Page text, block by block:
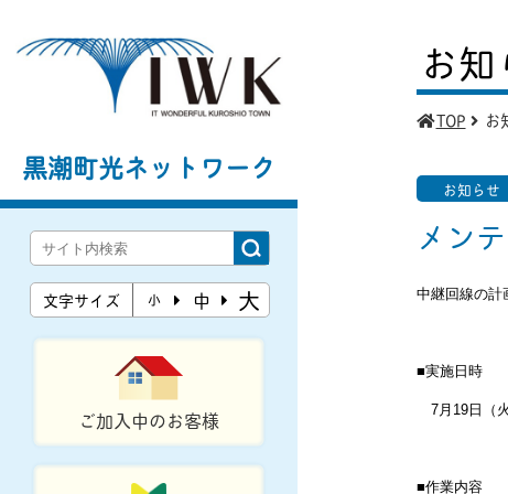
黒潮町光ネットワーク
文字サイズ 小 中 大
ご加入中のお客様
お
TOP お
お知らせ
メン
中継回線の計
■実施日時
7月19日（
■作業内容